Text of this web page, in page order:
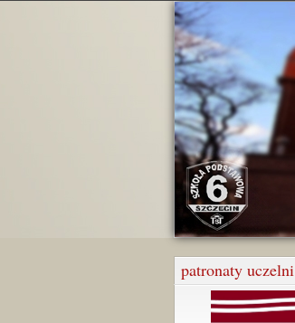
patronaty uczelni